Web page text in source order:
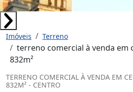
Imóveis Terreno
terreno comercial à venda em
832m²
TERRENO COMERCIAL À VENDA EM
832M² - CENTRO